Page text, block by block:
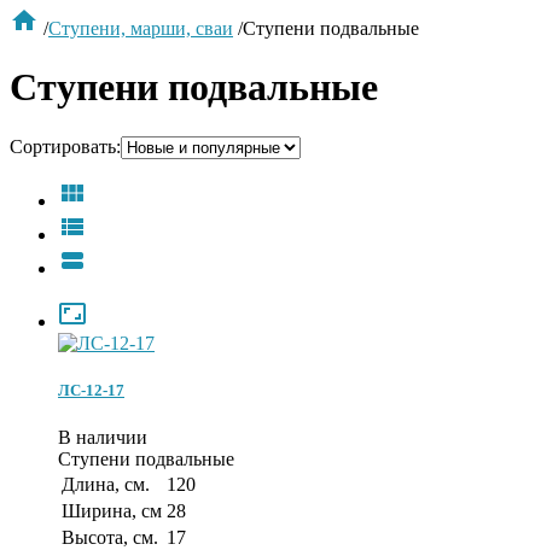
 /Ступени, марши, сваи /Ступени подвальные
Ступени подвальные
Сортировать:




ЛС-12-17
В наличии
Ступени подвальные
Длина, см.
120
Ширина, см 28
Высота, см. 17